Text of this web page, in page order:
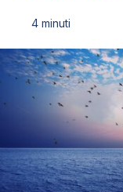
4 minuti